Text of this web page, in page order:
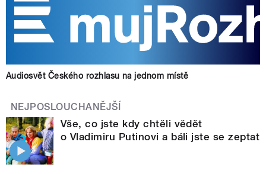
Audiosvět Českého rozhlasu na jednom místě
NEJPOSLOUCHANĚJŠÍ
Vše, co jste kdy chtěli vědět
o Vladimiru Putinovi a báli jste se zeptat